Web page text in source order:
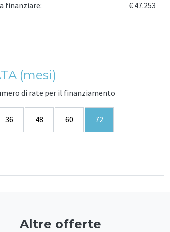
finanziare:
€ 47.253
(mesi)
di rate per il finanziamento
36 48 60 72
Altre offerte